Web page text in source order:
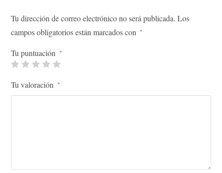
Tu dirección de correo electrónico no será publicada. Los
campos obligatorios están marcados con
*
Tu puntuación *
Tu valoración *